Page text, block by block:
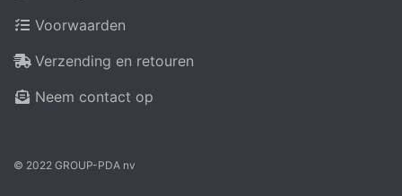
Voorwaarden
Verzending en retouren
Neem contact op
© 2022 GROUP-PDA nv